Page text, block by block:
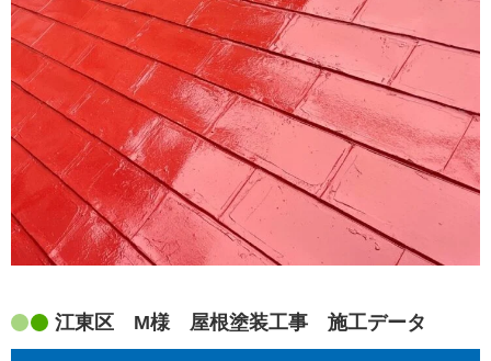
江東区 M様 屋根塗装工事 施工データ